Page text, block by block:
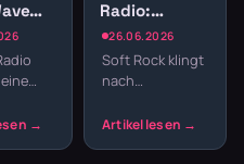
26.06.2026
Radio:
Sanfte
Gitarren und
melodische
Soft Rock klingt
nach
und